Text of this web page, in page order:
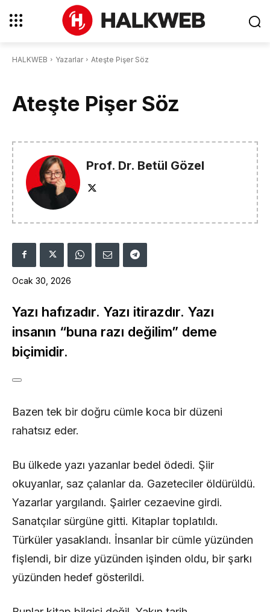
HALKWEB Yazarlar Ateşte Pişer Söz
Ateşte Pişer Söz
Prof. Dr. Betül Gözel
Ocak 30, 2026
Yazı hafızadır. Yazı itirazdır. Yazı
insanın “buna razı değilim” deme
biçimidir.
Bazen tek bir doğru cümle koca bir düzeni
rahatsız eder.
Bu ülkede yazı yazanlar bedel ödedi. Şiir
okuyanlar, saz çalanlar da. Gazeteciler öldürüldü.
Yazarlar yargılandı. Şairler cezaevine girdi.
Sanatçılar sürgüne gitti. Kitaplar toplatıldı.
Türküler yasaklandı. İnsanlar bir cümle yüzünden
fişlendi, bir dize yüzünden işinden oldu, bir şarkı
yüzünden hedef gösterildi.